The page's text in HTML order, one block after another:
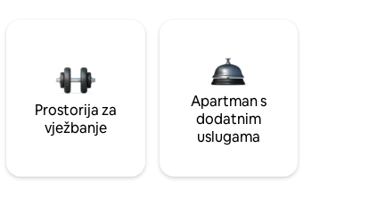
Prostorija za
vježbanje
Apartman s
dodatnim
uslugama